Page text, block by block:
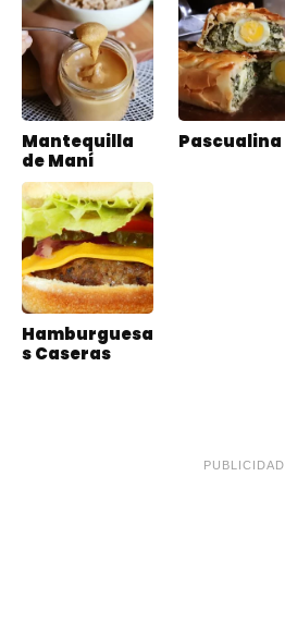
Mantequilla
de Maní
Pascualina
Hamburguesa
s Caseras
PUBLICIDAD